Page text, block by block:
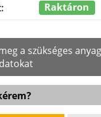
Raktáron
a szükséges